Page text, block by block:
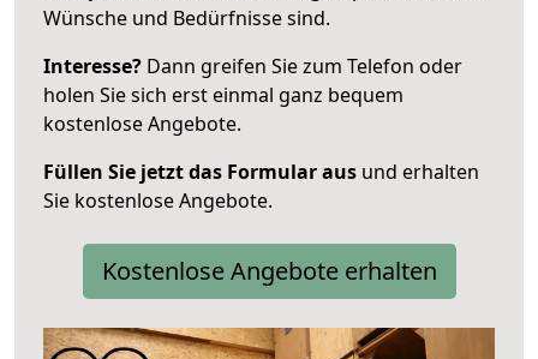
Wünsche und Bedürfnisse sind.
Interesse? Dann greifen Sie zum Telefon oder
holen Sie sich erst einmal ganz bequem
kostenlose Angebote.
Füllen Sie jetzt das Formular aus und erhalten
Sie kostenlose Angebote.
Kostenlose Angebote erhalten